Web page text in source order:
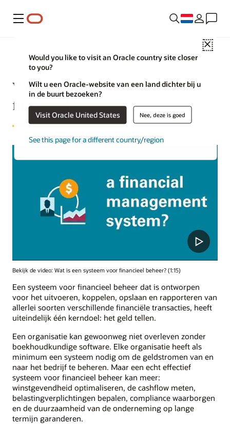
Menu
Close
Would you like to visit an Oracle country site closer
to you?
Wilt u een Oracle-website van een land dichter bij u
in de buurt bezoeken?
Visit Oracle United States Nee, deze is goed
See this page for a different country/region
Wat is een systeem voor
financieel beheer?
Bekijk de video: Wat is een systeem voor financieel beheer? (1:15)
Een systeem voor financieel beheer dat is ontworpen
voor het uitvoeren, koppelen, opslaan en rapporteren van
allerlei soorten verschillende financiële transacties, heeft
uiteindelijk één kerndoel: het geld tellen.
Een organisatie kan gewoonweg niet overleven zonder
boekhoudkundige software. Elke organisatie heeft als
minimum een systeem nodig om de geldstromen van en
naar het bedrijf te beheren. Maar een echt effectief
systeem voor financieel beheer kan meer:
winstgevendheid optimaliseren, de cashflow meten,
belastingverplichtingen bepalen, compliance waarborgen
en de duurzaamheid van de onderneming op lange
termijn garanderen.